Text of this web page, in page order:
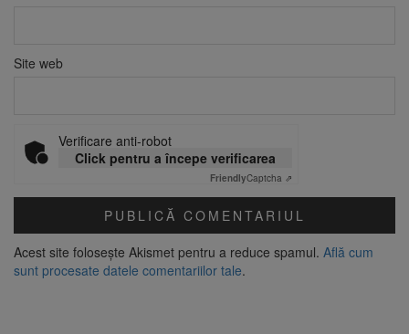
Site web
Verificare anti-robot
Click pentru a începe verificarea
FriendlyCaptcha ⇗
Acest site folosește Akismet pentru a reduce spamul. Află cum
sunt procesate datele comentariilor tale.